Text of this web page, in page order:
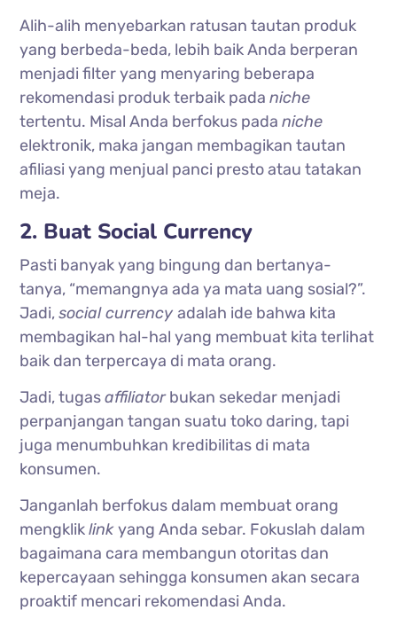
Alih-alih menyebarkan ratusan tautan produk
yang berbeda-beda, lebih baik Anda berperan
menjadi filter yang menyaring beberapa
rekomendasi produk terbaik padaniche
tertentu. Misal Anda berfokus padaniche
elektronik, maka jangan membagikan tautan
afiliasi yang menjual panci presto atau tatakan
meja.
2. Buat Social Currency
Pasti banyak yang bingung dan bertanya-
tanya, “memangnya ada ya mata uang sosial?”.
Jadi,social currencyadalah ide bahwa kita
membagikan hal-hal yang membuat kita terlihat
baik dan terpercaya di mata orang.
Jadi, tugasaffiliatorbukan sekedar menjadi
perpanjangan tangan suatu toko daring, tapi
juga menumbuhkan kredibilitas di mata
konsumen.
Janganlah berfokus dalam membuat orang
mengkliklinkyang Anda sebar. Fokuslah dalam
bagaimana cara membangun otoritas dan
kepercayaan sehingga konsumen akan secara
proaktif mencari rekomendasi Anda.